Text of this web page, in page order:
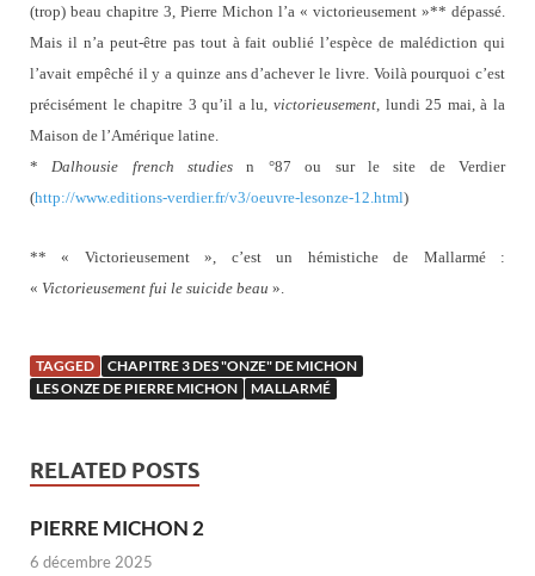
(trop) beau chapitre 3, Pierre Michon l’a « victorieusement »** dépassé.
Mais il n’a peut-être pas tout à fait oublié l’espèce de malédiction qui
l’avait empêché il y a quinze ans d’achever le livre. Voilà pourquoi c’est
précisément le chapitre 3 qu’il a lu,victorieusement , lundi 25 mai, à la
Maison de l’Amérique latine.
* Dalhousie french studiesn °87 ou sur le site de Verdier
(http://www.editions-verdier.fr/v3/oeuvre-lesonze-12.html)
** « Victorieusement », c’est un hémistiche de Mallarmé :
« Victorieusement fui le suicide beau ».
TAGGED
CHAPITRE 3 DES "ONZE" DE MICHON
LES ONZE DE PIERRE MICHON
MALLARMÉ
RELATED POSTS
PIERRE MICHON 2
6 décembre 2025